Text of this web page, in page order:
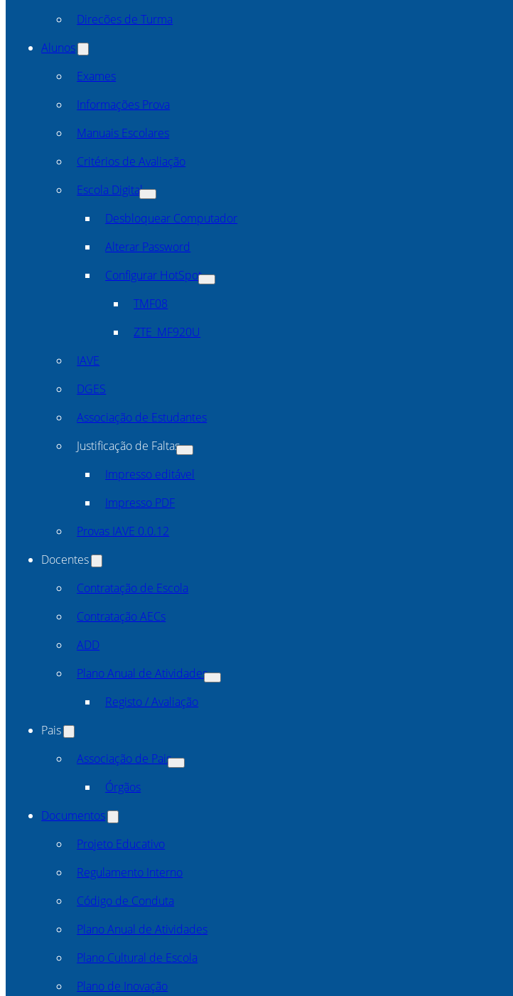
Direcões de Turma
Alunos
Exames
Informações Prova
Manuais Escolares
Critérios de Avaliação
Escola Digital
Desbloquear Computador
Alterar Password
Configurar HotSpot
TMF08
ZTE_MF920U
IAVE
DGES
Associação de Estudantes
Justificação de Faltas
Impresso editável
Impresso PDF
Provas IAVE 0.0.12
Docentes
Contratação de Escola
Contratação AECs
ADD
Plano Anual de Atividades
Registo / Avaliação
Pais
Associação de Pais
Órgãos
Documentos
Projeto Educativo
Regulamento Interno
Código de Conduta
Plano Anual de Atividades
Plano Cultural de Escola
Plano de Inovação